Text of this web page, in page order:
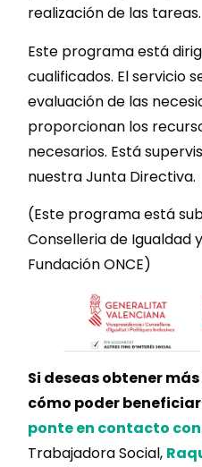
realización de las tareas.
Este programa está
cualificados. El servicio
evaluación de las
proporcionan los
necesarios. Está
nuestra Junta Directiva.
(Este programa está
Conselleria de Igualdad
Fundación ONCE)
Si deseas obtener
cómo poder
ponte en contacto
Trabajadora Social,